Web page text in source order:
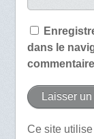
dans le
Ce site